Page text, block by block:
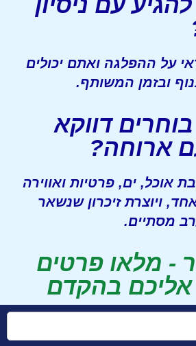
על ההפלגה ואתם יכולים
ובזמן המשותף.
דווקא
ארוחה?
אוכל, ים, פרטיות ואווירה
ויוצרת זיכרון שנשאר
מסתיים.
- מלאו פרטים
אליכם בהקדם